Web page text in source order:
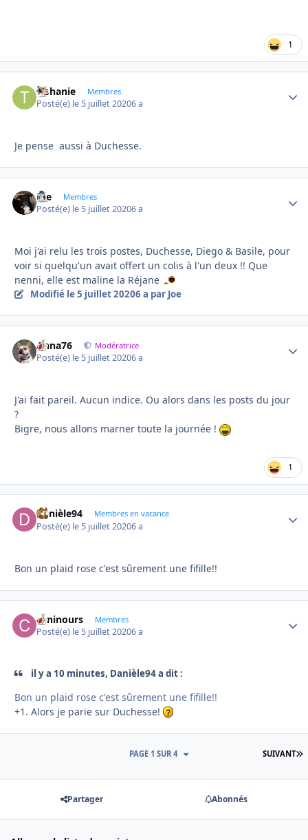
1
tiphanie Membres
Posté(e) le 5 juillet 20206 a
Je pense aussi à Duchesse.
Joe Membres
Posté(e) le 5 juillet 20206 a
Moi j'ai relu les trois postes, Duchesse, Diego & Basile, pour
voir si quelqu'un avait offert un colis à l'un deux !! Que
nenni, elle est maline la Réjane
Modifié le 5 juillet 20206 a par Joe
Anna76 Modératrice
Posté(e) le 5 juillet 20206 a
J'ai fait pareil. Aucun indice. Ou alors dans les posts du jour
?
Bigre, nous allons marner toute la journée !
1
Danièle94 Membres en vacance
Posté(e) le 5 juillet 20206 a
Bon un plaid rose c'est sûrement une fifille!!
caninours Membres
Posté(e) le 5 juillet 20206 a
il y a 10 minutes, Danièle94 a dit :
Bon un plaid rose c'est sûrement une fifille!!
+1. Alors je parie sur Duchesse!
SUIVANT
PAGE 1 SUR 4
Partager Abonnés